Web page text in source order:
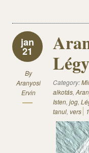
jan
21
By
Aranyosi
Ervin
Category:
alkotás,
Isten, jog,
tanul, vers